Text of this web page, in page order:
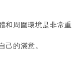
和周圍環境是非常重
的滿意。